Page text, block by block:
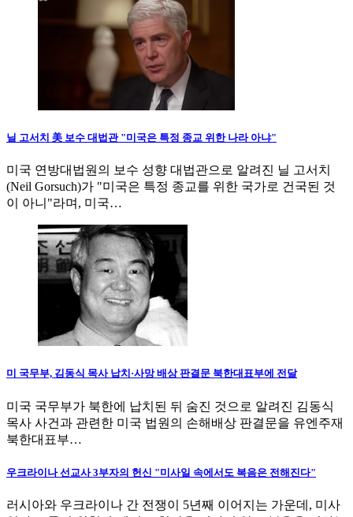
닐 고서치 美 보수 대법관 "미국은 특정 종교 위한 나라 아냐"
미국 연방대법원의 보수 성향 대법관으로 알려진 닐 고서치
(Neil Gorsuch)가 "미국은 특정 종교를 위한 국가로 건국된 것
이 아니"라며, 미국…
미 국무부, 김동식 목사 납치·사망 배상 판결문 북한대표부에 전달
미국 국무부가 북한에 납치된 뒤 숨진 것으로 알려진 김동식
목사 사건과 관련한 미국 법원의 손해배상 판결문을 유엔주재
북한대표부…
우크라이나 선교사 3부자의 헌신 "미사일 속에서도 복음은 전해진다"
러시아와 우크라이나 간 전쟁이 5년째 이어지는 가운데, 미사